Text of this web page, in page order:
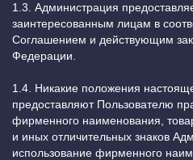
1.3. Администрация
заинтересованным лицам в
Соглашением и действующим
Федерации.
1.4. Никакие положения
предоставляют Пользователю
фирменного наименования,
и иных отличительных знаков
использование фирменного